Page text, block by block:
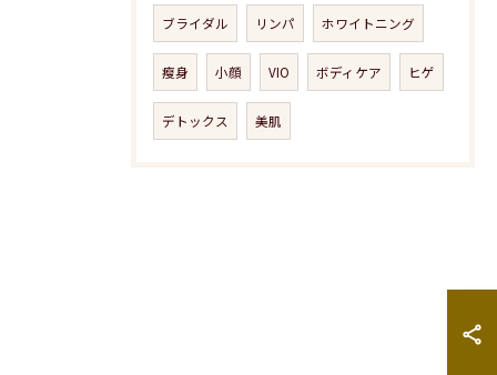
ブライダル リンパ ホワイトニング
瘦身 小顔 VIO ボディケア ヒゲ
デトックス 美肌